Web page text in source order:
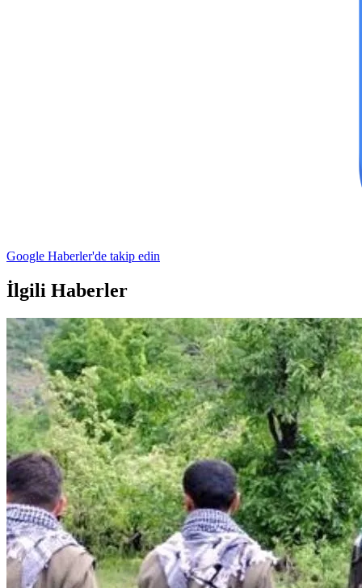
Google Haberler'de takip edin
İlgili Haberler